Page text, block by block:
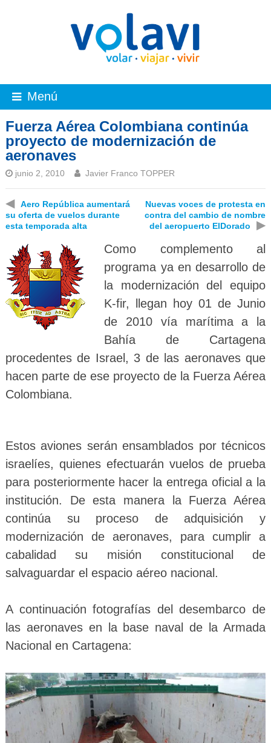
Menú
Fuerza Aérea Colombiana continúa
proyecto de modernización de
aeronaves
junio 2, 2010 Javier Franco TOPPER
◀
Aero República aumentará
su oferta de vuelos durante
esta temporada alta
Nuevas voces de protesta en
contra del cambio de nombre
del aeropuerto ElDorado
▶
Como complemento al
programa ya en desarrollo de
la modernización del equipo
K-fir, llegan hoy 01 de Junio
de 2010 vía marítima a la
Bahía de Cartagena
procedentes de Israel, 3 de las aeronaves que
hacen parte de ese proyecto de la Fuerza Aérea
Colombiana.
Estos aviones serán ensamblados por técnicos
israelíes, quienes efectuarán vuelos de prueba
para posteriormente hacer la entrega oficial a la
institución. De esta manera la Fuerza Aérea
continúa su proceso de adquisición y
modernización de aeronaves, para cumplir a
cabalidad su misión constitucional de
salvaguardar el espacio aéreo nacional.
A continuación fotografías del desembarco de
las aeronaves en la base naval de la Armada
Nacional en Cartagena: